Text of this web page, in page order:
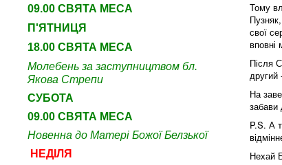
09.00 СВЯТА МЕСА
П'ЯТНИЦЯ
18.00 СВЯТА МЕСА
Молебень за заступництвом бл.
Якова Стрепи
СУБОТА
09.00 СВЯТА МЕСА
Новенна до Матері Божої Белзької
НЕДІЛЯ
Тому
свої
вповні
Після
другий
На
забави
P.S. А
Нехай